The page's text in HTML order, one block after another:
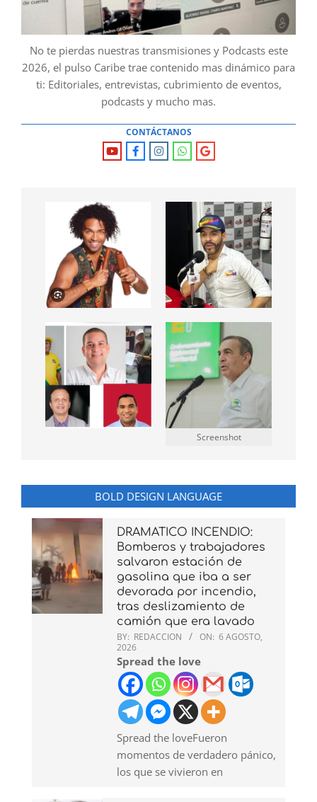
No te pierdas nuestras transmisiones y Podcasts este
2026, el pulso Caribe trae contenido mas dinámico para
ti: Editoriales, entrevistas, cubrimiento de eventos,
podcasts y mucho mas.
CONTÁCTANOS
Screenshot
BOLD DESIGN LANGUAGE
DRAMATICO INCENDIO:
Bomberos y trabajadores
salvaron estación de
gasolina que iba a ser
devorada por incendio,
tras deslizamiento de
camión que era lavado
BY: REDACCION ON: 6 AGOSTO,
2026
Spread the love
Spread the loveFueron
momentos de verdadero pánico,
los que se vivieron en